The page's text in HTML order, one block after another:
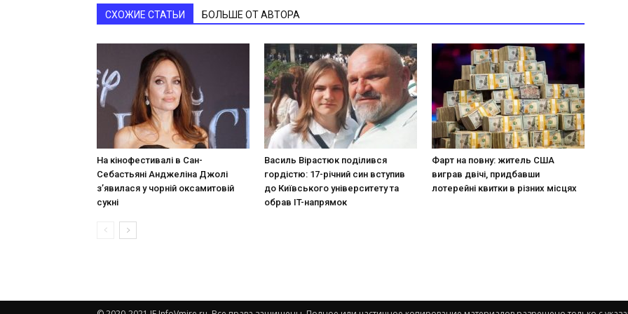
СХОЖИЕ СТАТЬИ БОЛЬШЕ ОТ АВТОРА
На кінофестивалі в Сан-
Себастьяні Анджеліна Джолі
з’явилася у чорній оксамитовій
сукні
Василь Вірастюк поділився
гордістю: 17-річний син вступив
до Київського університету та
обрав IT-напрямок
Фарт на повну: житель США
виграв двічі, придбавши
лотерейні квитки в різних місцях